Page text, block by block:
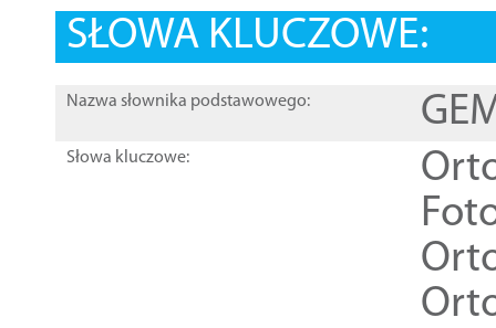
SŁOWA KLUCZOWE:
Nazwa słownika podstawowego:
Słowa kluczowe: